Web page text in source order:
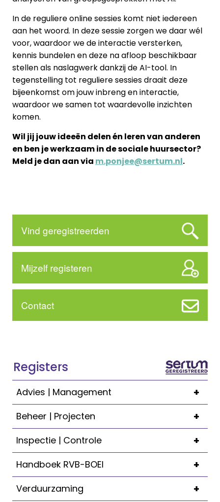
In de reguliere online sessies komt niet iedereen
aan het woord. In deze sessie zorgen we daar wél
voor, waardoor we de interactie versterken,
kennis bundelen en deze na afloop beschikbaar
stellen als naslagwerk dankzij de AI-tool. In
tegenstelling tot reguliere sessies draait deze
bijeenkomst om jouw inbreng en interactie,
waardoor we samen tot waardevolle inzichten
komen.
Wil jij jouw ideeën delen én leren van anderen
en ben je werkzaam in de sociale huursector?
Meld je dan aanvia m.ponjee@sertum.nl.
Vind geregistreerden
Mijzelf registeren
Contact
Registers
+
Advies | Management
+
Beheer | Projecten
+
Inspectie | Controle
+
Handboek RVB-BOEI
+
Verduurzaming